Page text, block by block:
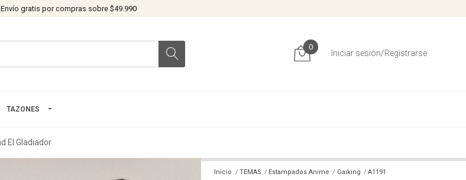
Envío gratis por compras sobre $49.990
0
Iniciar sesión/Registrarse
TAZONES
El Gladiador
Inicio TEMAS Estampados Anime Gaiking
A1191